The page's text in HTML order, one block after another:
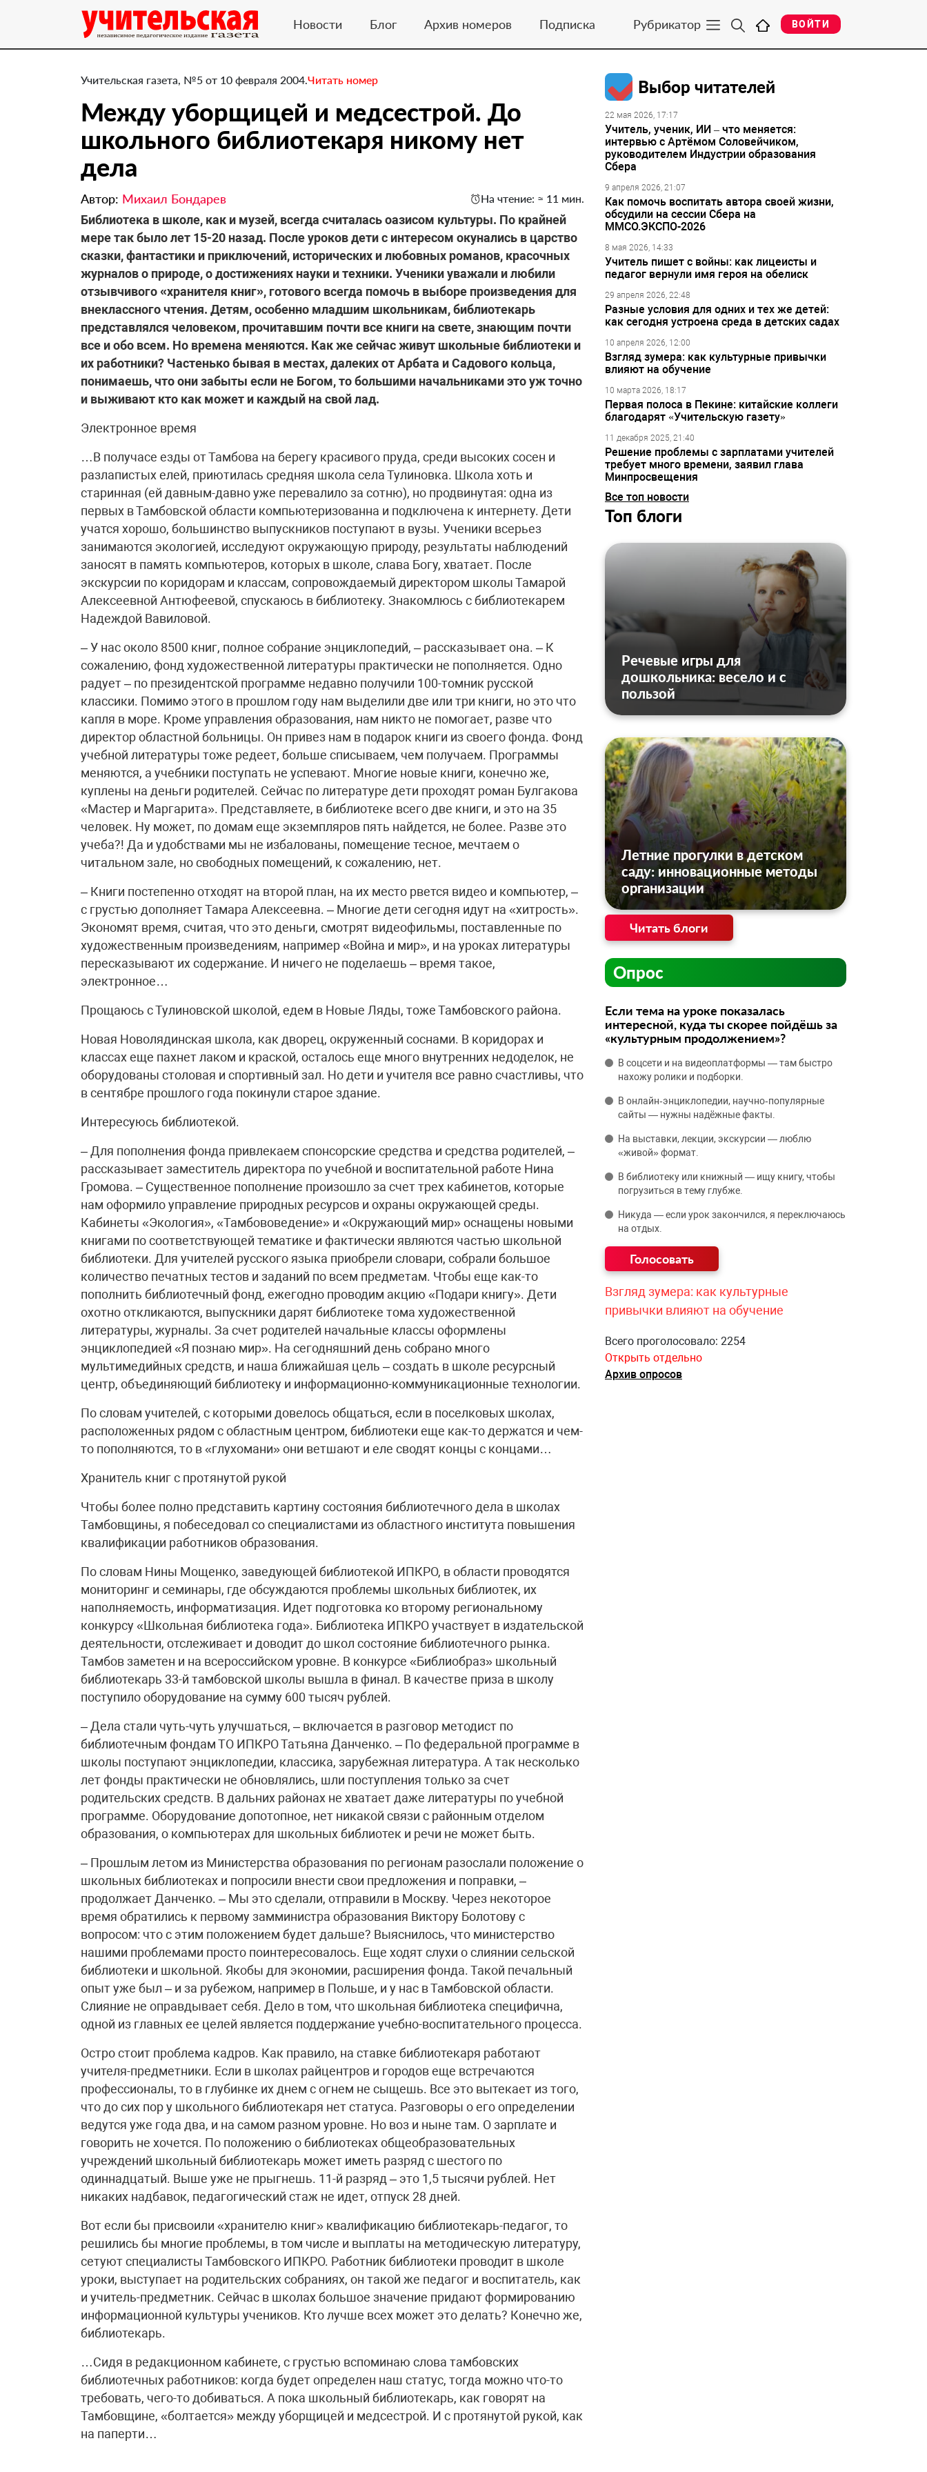
Новости Блог Архив номеров Подписка Рубрикатор ВОЙТИ
Учительская газета, №5 от 10 февраля 2004.Читать номер
Между уборщицей и медсестрой. До
школьного библиотекаря никому нет
дела
Автор: Михаил Бондарев На чтение: ≈ 11 мин.
Библиотека в школе, как и музей, всегда считалась оазисом культуры. По крайней
мере так было лет 15-20 назад. После уроков дети с интересом окунались в царство
сказки, фантастики и приключений, исторических и любовных романов, красочных
журналов о природе, о достижениях науки и техники. Ученики уважали и любили
отзывчивого «хранителя книг», готового всегда помочь в выборе произведения для
внеклассного чтения. Детям, особенно младшим школьникам, библиотекарь
представлялся человеком, прочитавшим почти все книги на свете, знающим почти
все и обо всем. Но времена меняются. Как же сейчас живут школьные библиотеки и
их работники? Частенько бывая в местах, далеких от Арбата и Садового кольца,
понимаешь, что они забыты если не Богом, то большими начальниками это уж точно
и выживают кто как может и каждый на свой лад.
Электронное время
…В получасе езды от Тамбова на берегу красивого пруда, среди высоких сосен и
разлапистых елей, приютилась средняя школа села Тулиновка. Школа хоть и
старинная (ей давным-давно уже перевалило за сотню), но продвинутая: одна из
первых в Тамбовской области компьютеризованна и подключена к интернету. Дети
учатся хорошо, большинство выпускников поступают в вузы. Ученики всерьез
занимаются экологией, исследуют окружающую природу, результаты наблюдений
заносят в память компьютеров, которых в школе, слава Богу, хватает. После
экскурсии по коридорам и классам, сопровождаемый директором школы Тамарой
Алексеевной Антюфеевой, спускаюсь в библиотеку. Знакомлюсь с библиотекарем
Надеждой Вавиловой.
– У нас около 8500 книг, полное собрание энциклопедий, – рассказывает она. – К
сожалению, фонд художественной литературы практически не пополняется. Одно
радует – по президентской программе недавно получили 100-томник русской
классики. Помимо этого в прошлом году нам выделили две или три книги, но это что
капля в море. Кроме управления образования, нам никто не помогает, разве что
директор областной больницы. Он привез нам в подарок книги из своего фонда. Фонд
учебной литературы тоже редеет, больше списываем, чем получаем. Программы
меняются, а учебники поступать не успевают. Многие новые книги, конечно же,
куплены на деньги родителей. Сейчас по литературе дети проходят роман Булгакова
«Мастер и Маргарита». Представляете, в библиотеке всего две книги, и это на 35
человек. Ну может, по домам еще экземпляров пять найдется, не более. Разве это
учеба?! Да и удобствами мы не избалованы, помещение тесное, мечтаем о
читальном зале, но свободных помещений, к сожалению, нет.
– Книги постепенно отходят на второй план, на их место рвется видео и компьютер, –
с грустью дополняет Тамара Алексеевна. – Многие дети сегодня идут на «хитрость».
Экономят время, считая, что это деньги, смотрят видеофильмы, поставленные по
художественным произведениям, например «Война и мир», и на уроках литературы
пересказывают их содержание. И ничего не поделаешь – время такое,
электронное…
Прощаюсь с Тулиновской школой, едем в Новые Ляды, тоже Тамбовского района.
Новая Новолядинская школа, как дворец, окруженный соснами. В коридорах и
классах еще пахнет лаком и краской, осталось еще много внутренних недоделок, не
оборудованы столовая и спортивный зал. Но дети и учителя все равно счастливы, что
в сентябре прошлого года покинули старое здание.
Интересуюсь библиотекой.
– Для пополнения фонда привлекаем спонсорские средства и средства родителей, –
рассказывает заместитель директора по учебной и воспитательной работе Нина
Громова. – Существенное пополнение произошло за счет трех кабинетов, которые
нам оформило управление природных ресурсов и охраны окружающей среды.
Кабинеты «Экология», «Тамбововедение» и «Окружающий мир» оснащены новыми
книгами по соответствующей тематике и фактически являются частью школьной
библиотеки. Для учителей русского языка приобрели словари, собрали большое
количество печатных тестов и заданий по всем предметам. Чтобы еще как-то
пополнить библиотечный фонд, ежегодно проводим акцию «Подари книгу». Дети
охотно откликаются, выпускники дарят библиотеке тома художественной
литературы, журналы. За счет родителей начальные классы оформлены
энциклопедией «Я познаю мир». На сегодняшний день собрано много
мультимедийных средств, и наша ближайшая цель – создать в школе ресурсный
центр, объединяющий библиотеку и информационно-коммуникационные технологии.
По словам учителей, с которыми довелось общаться, если в поселковых школах,
расположенных рядом с областным центром, библиотеки еще как-то держатся и чем-
то пополняются, то в «глухомани» они ветшают и еле сводят концы с концами…
Хранитель книг с протянутой рукой
Чтобы более полно представить картину состояния библиотечного дела в школах
Тамбовщины, я побеседовал со специалистами из областного института повышения
квалификации работников образования.
По словам Нины Мощенко, заведующей библиотекой ИПКРО, в области проводятся
мониторинг и семинары, где обсуждаются проблемы школьных библиотек, их
наполняемость, информатизация. Идет подготовка ко второму региональному
конкурсу «Школьная библиотека года». Библиотека ИПКРО участвует в издательской
деятельности, отслеживает и доводит до школ состояние библиотечного рынка.
Тамбов заметен и на всероссийском уровне. В конкурсе «Библиобраз» школьный
библиотекарь 33-й тамбовской школы вышла в финал. В качестве приза в школу
поступило оборудование на сумму 600 тысяч рублей.
– Дела стали чуть-чуть улучшаться, – включается в разговор методист по
библиотечным фондам ТО ИПКРО Татьяна Данченко. – По федеральной программе в
школы поступают энциклопедии, классика, зарубежная литература. А так несколько
лет фонды практически не обновлялись, шли поступления только за счет
родительских средств. В дальних районах не хватает даже литературы по учебной
программе. Оборудование допотопное, нет никакой связи с районным отделом
образования, о компьютерах для школьных библиотек и речи не может быть.
– Прошлым летом из Министерства образования по регионам разослали положение о
школьных библиотеках и попросили внести свои предложения и поправки, –
продолжает Данченко. – Мы это сделали, отправили в Москву. Через некоторое
время обратились к первому замминистра образования Виктору Болотову с
вопросом: что с этим положением будет дальше? Выяснилось, что министерство
нашими проблемами просто поинтересовалось. Еще ходят слухи о слиянии сельской
библиотеки и школьной. Якобы для экономии, расширения фонда. Такой печальный
опыт уже был – и за рубежом, например в Польше, и у нас в Тамбовской области.
Слияние не оправдывает себя. Дело в том, что школьная библиотека специфична,
одной из главных ее целей является поддержание учебно-воспитательного процесса.
Остро стоит проблема кадров. Как правило, на ставке библиотекаря работают
учителя-предметники. Если в школах райцентров и городов еще встречаются
профессионалы, то в глубинке их днем с огнем не сыщешь. Все это вытекает из того,
что до сих пор у школьного библиотекаря нет статуса. Разговоры о его определении
ведутся уже года два, и на самом разном уровне. Но воз и ныне там. О зарплате и
говорить не хочется. По положению о библиотеках общеобразовательных
учреждений школьный библиотекарь может иметь разряд с шестого по
одиннадцатый. Выше уже не прыгнешь. 11-й разряд – это 1,5 тысячи рублей. Нет
никаких надбавок, педагогический стаж не идет, отпуск 28 дней.
Вот если бы присвоили «хранителю книг» квалификацию библиотекарь-педагог, то
решились бы многие проблемы, в том числе и выплаты на методическую литературу,
сетуют специалисты Тамбовского ИПКРО. Работник библиотеки проводит в школе
уроки, выступает на родительских собраниях, он такой же педагог и воспитатель, как
и учитель-предметник. Сейчас в школах большое значение придают формированию
информационной культуры учеников. Кто лучше всех может это делать? Конечно же,
библиотекарь.
…Сидя в редакционном кабинете, с грустью вспоминаю слова тамбовских
библиотечных работников: когда будет определен наш статус, тогда можно что-то
требовать, чего-то добиваться. А пока школьный библиотекарь, как говорят на
Тамбовщине, «болтается» между уборщицей и медсестрой. И с протянутой рукой, как
на паперти…
Выбор читателей
22 мая 2026, 17:17
Учитель, ученик, ИИ – что меняется:
интервью с Артёмом Соловейчиком,
руководителем Индустрии образования
Сбера
9 апреля 2026, 21:07
Как помочь воспитать автора своей жизни,
обсудили на сессии Сбера на
ММСО.ЭКСПО-2026
8 мая 2026, 14:33
Учитель пишет с войны: как лицеисты и
педагог вернули имя героя на обелиск
29 апреля 2026, 22:48
Разные условия для одних и тех же детей:
как сегодня устроена среда в детских садах
10 апреля 2026, 12:00
Взгляд зумера: как культурные привычки
влияют на обучение
10 марта 2026, 18:17
Первая полоса в Пекине: китайские коллеги
благодарят «Учительскую газету»
11 декабря 2025, 21:40
Решение проблемы с зарплатами учителей
требует много времени, заявил глава
Минпросвещения
Все топ новости
Топ блоги
Речевые игры для
дошкольника: весело и с
пользой
Летние прогулки в детском
саду: инновационные методы
организации
Читать блоги
Опрос
Если тема на уроке показалась
интересной, куда ты скорее пойдёшь за
«культурным продолжением»?
В соцсети и на видеоплатформы — там быстро
нахожу ролики и подборки.
В онлайн‑энциклопедии, научно‑популярные
сайты — нужны надёжные факты.
На выставки, лекции, экскурсии — люблю
«живой» формат.
В библиотеку или книжный — ищу книгу, чтобы
погрузиться в тему глубже.
Никуда — если урок закончился, я переключаюсь
на отдых.
Взгляд зумера: как культурные
привычки влияют на обучение
Всего проголосовало: 2254
Открыть отдельно
Архив опросов